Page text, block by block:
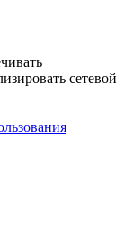
сетевой